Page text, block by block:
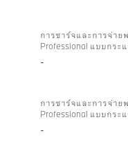
การชาร์จและการจ่าย
Professional แบบกระ
-
การชาร์จและการจ่าย
Professional แบบกระ
-